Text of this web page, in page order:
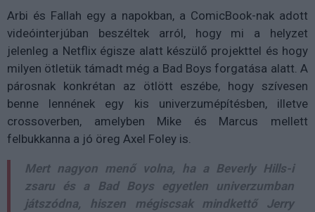
Arbi és Fallah egy a napokban, a ComicBook-nak adott
videóinterjúban beszéltek arról, hogy mi a helyzet
jelenleg a Netflix égisze alatt készülő projekttel és hogy
milyen ötletük támadt még a Bad Boys forgatása alatt. A
párosnak konkrétan az ötlött eszébe, hogy szívesen
benne lennének egy kis univerzumépítésben, illetve
crossoverben, amelyben Mike és Marcus mellett
felbukkanna a jó öreg Axel Foley is.
Mert nagyon menő volna, ha a Beverly Hills-i
zsaru és a Bad Boys egyetlen univerzumban
játszódna, hiszen mégiscsak mindkettő Jerry